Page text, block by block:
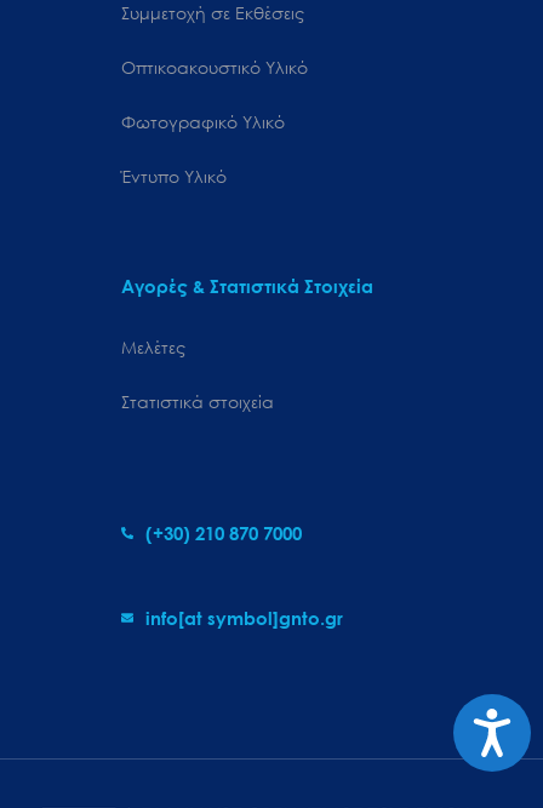
Συμμετοχή σε Εκθέσεις
Οπτικοακουστικό Υλικό
Φωτογραφικό Υλικό
Έντυπο Υλικό
Αγορές & Στατιστικά Στοιχεία
Μελέτες
Στατιστικά στοιχεία
(+30) 210 870 7000
info[at symbol]gnto.gr